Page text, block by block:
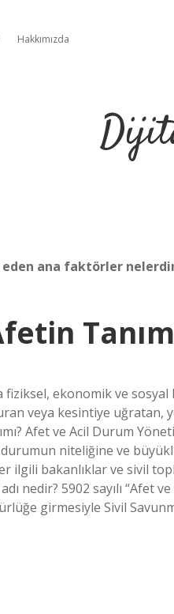
Hakkımızda
ana faktörler
fiziksel, ekonomik ve
veya kesintiye uğratan,
Afet ve Acil Durum
niteliğine ve
ilgili bakanlıklar ve sivil
nedir? 5902 sayılı “Afet
girmesiyle Sivil